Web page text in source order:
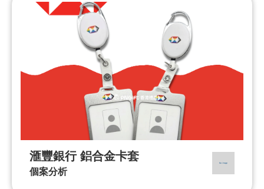
滙豐銀行 鋁合金卡套
個案分析